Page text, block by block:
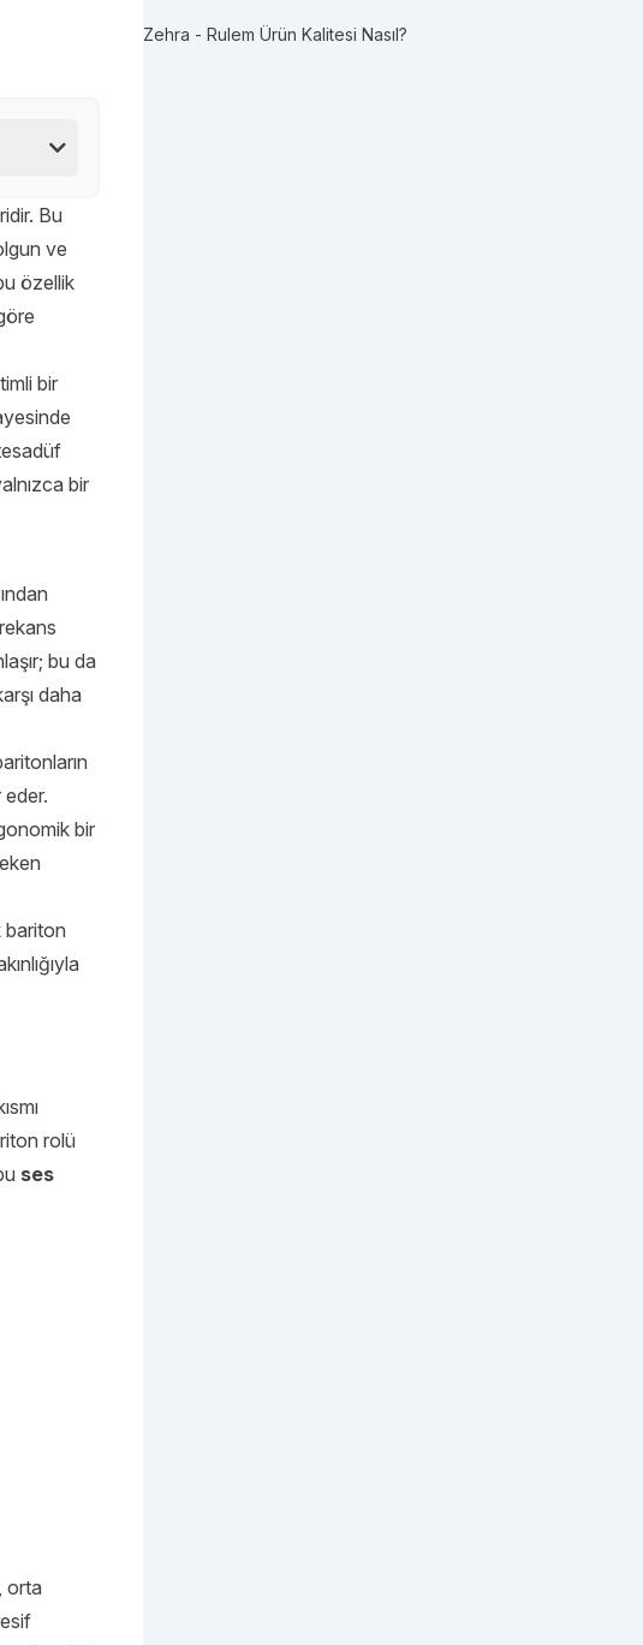
Bu
ve
özellik
bir
bir
bu da
daha
eder.
bir
bariton
rolü
ses
orta
Zehra - Rulem Ürün Kalitesi Nasıl?